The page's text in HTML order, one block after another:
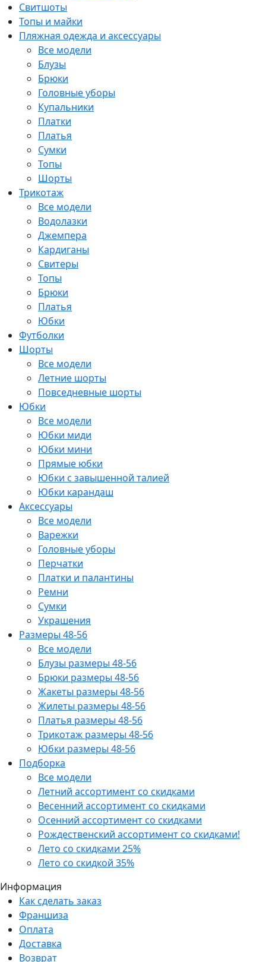
Свитшоты
Топы и майки
Пляжная одежда и аксессуары
Все модели
Блузы
Брюки
Головные уборы
Купальники
Платки
Платья
Сумки
Топы
Шорты
Трикотаж
Все модели
Водолазки
Джемпера
Кардиганы
Свитеры
Топы
Брюки
Платья
Юбки
Футболки
Шорты
Все модели
Летние шорты
Повседневные шорты
Юбки
Все модели
Юбки миди
Юбки мини
Прямые юбки
Юбки с завышенной талией
Юбки карандаш
Аксессуары
Все модели
Варежки
Головные уборы
Перчатки
Платки и палантины
Ремни
Сумки
Украшения
Размеры 48-56
Все модели
Блузы размеры 48-56
Брюки размеры 48-56
Жакеты размеры 48-56
Жилеты размеры 48-56
Платья размеры 48-56
Трикотаж размеры 48-56
Юбки размеры 48-56
Подборка
Все модели
Летний ассортимент со скидками
Весенний ассортимент со скидками
Осенний ассортимент со скидками
Рождественский ассортимент со скидками!
Лето со скидками 25%
Лето со скидкой 35%
Информация
Как сделать заказ
Франшиза
Оплата
Доставка
Возврат